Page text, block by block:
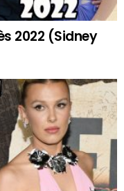
2022 (Sidney